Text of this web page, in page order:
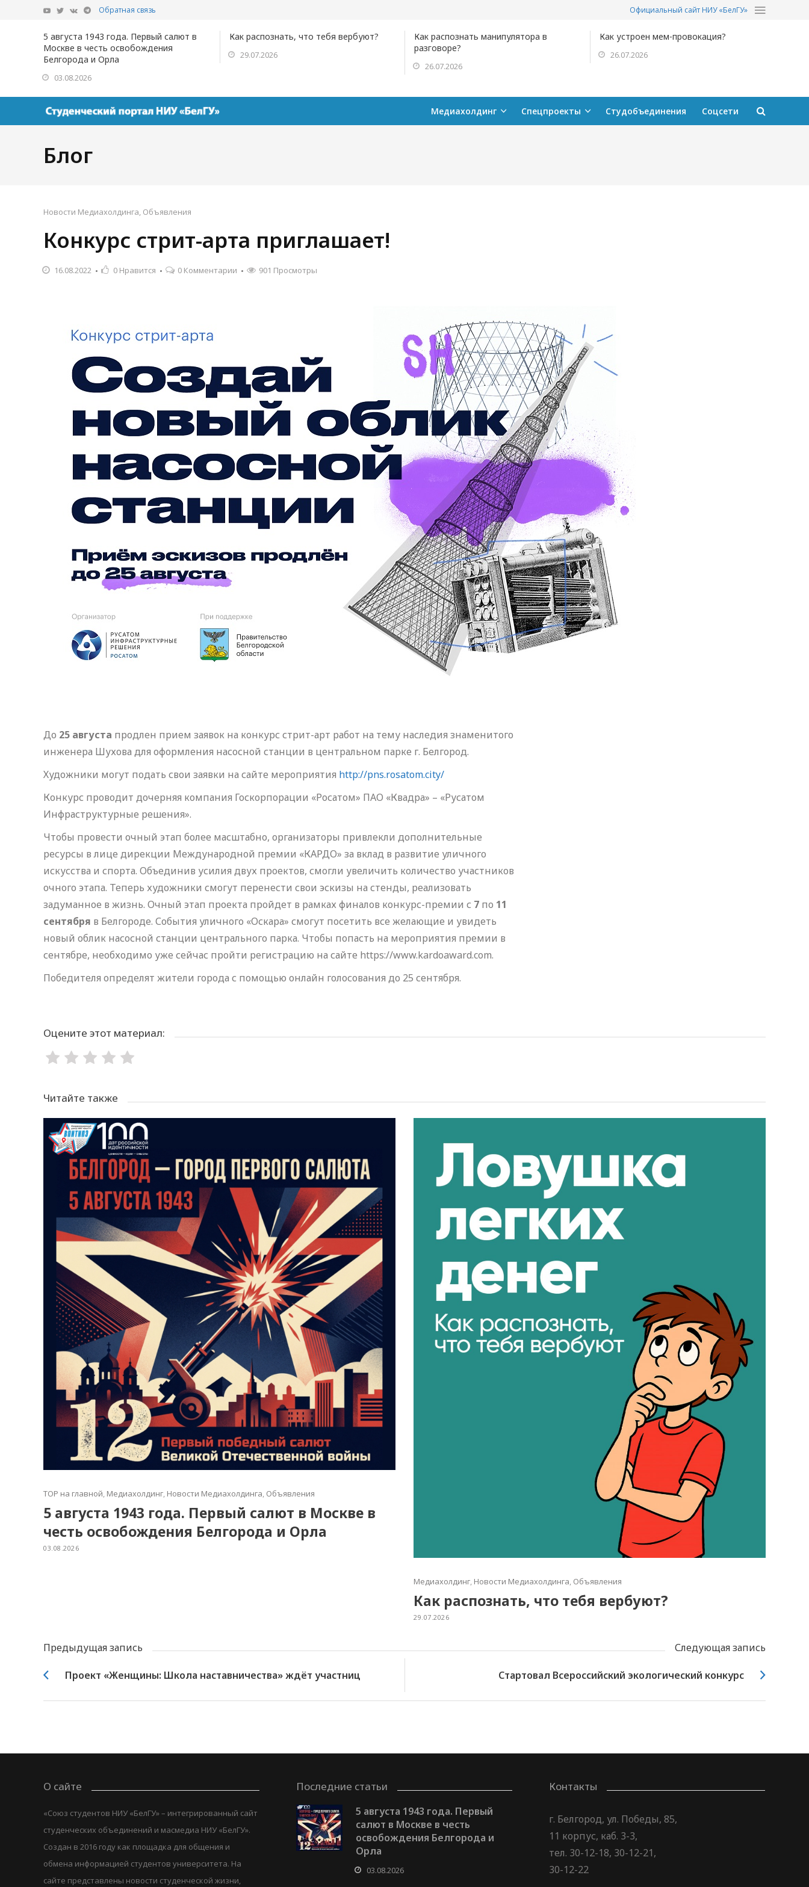
Обратная связь Официальный сайт НИУ «БелГУ»
5 августа 1943 года. Первый салют в
Москве в честь освобождения
Белгорода и Орла
03.08.2026
Как распознать, что тебя вербуют?
29.07.2026
Как распознать манипулятора в
разговоре?
26.07.2026
Как устроен мем-провокация?
26.07.2026
Медиахолдинг Спецпроекты Студобъединения Соцсети
Блог
Новости Медиахолдинга, Объявления
Конкурс стрит-арта приглашает!
16.08.2022 0 Нравится 0 Комментарии 901 Просмотры
До 25 августа продлен прием заявок на конкурс стрит-арт работ на тему наследия знаменитого
инженера Шухова для оформления насосной станции в центральном парке г. Белгород.
Художники могут подать свои заявки на сайте мероприятия http://pns.rosatom.city/
Конкурс проводит дочерняя компания Госкорпорации «Росатом» ПАО «Квадра» – «Русатом
Инфраструктурные решения».
Чтобы провести очный этап более масштабно, организаторы привлекли дополнительные
ресурсы в лице дирекции Международной премии «КАРДО» за вклад в развитие уличного
искусства и спорта. Объединив усилия двух проектов, смогли увеличить количество участников
очного этапа. Теперь художники смогут перенести свои эскизы на стенды, реализовать
задуманное в жизнь. Очный этап проекта пройдет в рамках финалов конкурс-премии с 7 по 11
сентября в Белгороде. События уличного «Оскара» смогут посетить все желающие и увидеть
новый облик насосной станции центрального парка. Чтобы попасть на мероприятия премии в
сентябре, необходимо уже сейчас пройти регистрацию на сайте https://www.kardoaward.com.
Победителя определят жители города с помощью онлайн голосования до 25 сентября.
Оцените этот материал:
Читайте также
TOP на главной, Медиахолдинг, Новости Медиахолдинга, Объявления
5 августа 1943 года. Первый салют в Москве в
честь освобождения Белгорода и Орла
03.08.2026
Медиахолдинг, Новости Медиахолдинга, Объявления
Как распознать, что тебя вербуют?
29.07.2026
Предыдущая запись Следующая запись
Проект «Женщины: Школа наставничества» ждёт участниц Стартовал Всероссийский экологический конкурс
О сайте
«Союз студентов НИУ «БелГУ» – интегрированный сайт
студенческих объединений и масмедиа НИУ «БелГУ».
Создан в 2016 году как площадка для общения и
обмена информацией студентов университета. На
сайте представлены новости студенческой жизни,
Последние статьи
5 августа 1943 года. Первый
салют в Москве в честь
освобождения Белгорода и
Орла
03.08.2026
Контакты
г. Белгород, ул. Победы, 85,
11 корпус, каб. 3-3,
тел. 30-12-18, 30-12-21,
30-12-22